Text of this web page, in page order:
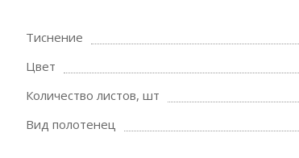
Тиснение
Цвет
Количество листов, шт
Вид полотенец